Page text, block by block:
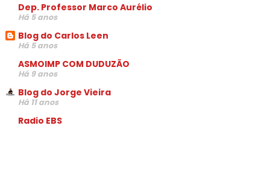
Dep. Professor Marco Aurélio
Há 5 anos
Blog do Carlos Leen
Há 5 anos
ASMOIMP COM DUDUZÃO
Há 9 anos
Blog do Jorge Vieira
Há 11 anos
Radio EBS